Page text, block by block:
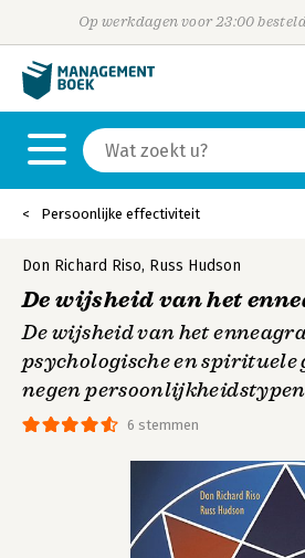
Op werkdagen voor 23:00
Persoonlijke effectiviteit
6 stemmen
Don Richard Riso, Russ Hudson
De wijsheid van het
De wijsheid van het
psychologische en spirituele
negen persoonlijkheidstypen